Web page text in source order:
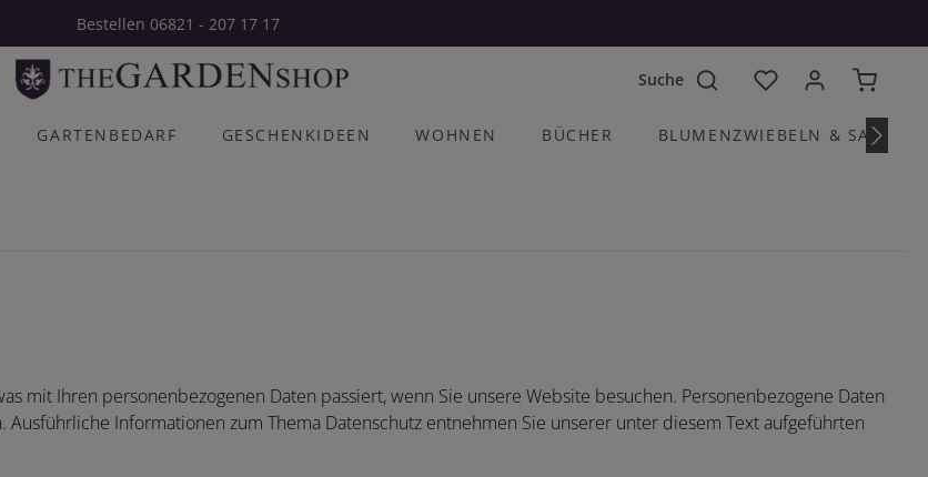
Bestellen 06821 - 207 17 17
Du hast 0 Produkte
GARTENBEDARF GESCHENKIDEEN WOHNEN BÜCHER BLUMENZWIEBELN &
mit Ihren personenbezogenen Daten passiert, wenn Sie unsere Website besuchen. Personenbezogene Daten
Informationen zum Thema Datenschutz entnehmen Sie unserer unter diesem Text aufgeführten